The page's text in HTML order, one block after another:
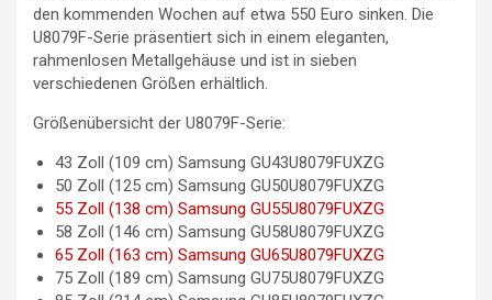
den kommenden Wochen auf etwa 550 Euro sinken. Die
U8079F-Serie präsentiert sich in einem eleganten,
rahmenlosen Metallgehäuse und ist in sieben
verschiedenen Größen erhältlich.
Größenübersicht der U8079F-Serie:
43 Zoll (109 cm) Samsung GU43U8079FUXZG
50 Zoll (125 cm) Samsung GU50U8079FUXZG
55 Zoll (138 cm) Samsung GU55U8079FUXZG
58 Zoll (146 cm) Samsung GU58U8079FUXZG
65 Zoll (163 cm) Samsung GU65U8079FUXZG
75 Zoll (189 cm) Samsung GU75U8079FUXZG